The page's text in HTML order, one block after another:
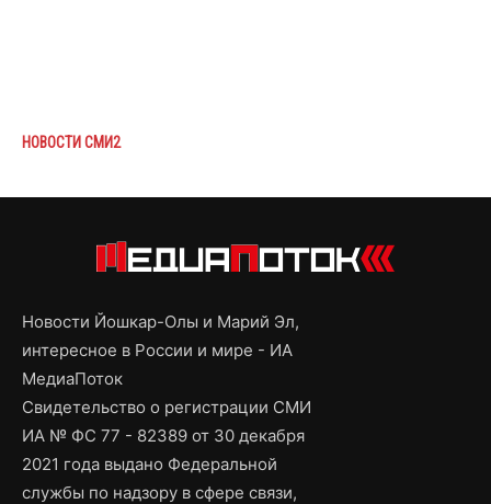
НОВОСТИ СМИ2
Новости Йошкар-Олы и Марий Эл,
интересное в России и мире - ИА
МедиаПоток
Свидетельство о регистрации СМИ
ИА № ФС 77 - 82389 от 30 декабря
2021 года выдано Федеральной
службы по надзору в сфере связи,